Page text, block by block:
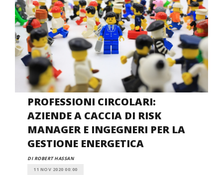
PROFESSIONI CIRCOLARI:
AZIENDE A CACCIA DI RISK
MANAGER E INGEGNERI PER LA
GESTIONE ENERGETICA
DI ROBERT HASSAN
11 NOV 2020 00:00